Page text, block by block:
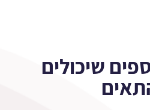
שיכולים